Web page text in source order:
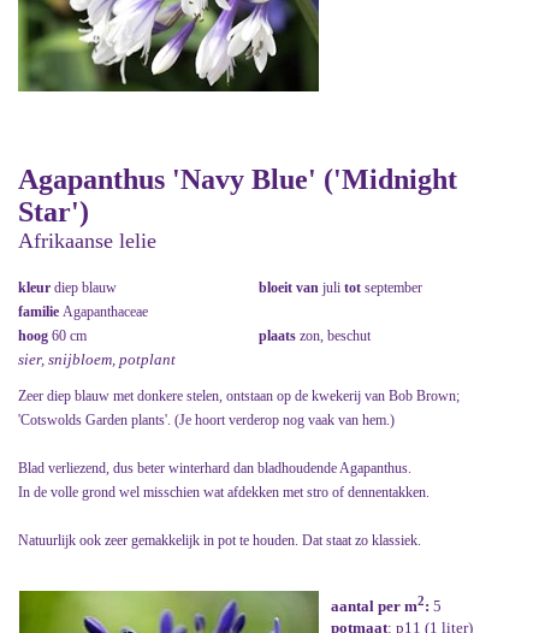
Agapanthus 'Navy Blue' ('Midnight
Star')
Afrikaanse lelie
kleur diep blauw bloeit van juli tot september
familie Agapanthaceae
hoog 60 cm plaats zon, beschut
sier, snijbloem, potplant
Zeer diep blauw met donkere stelen, ontstaan op de kwekerij van Bob Brown;
'Cotswolds Garden plants'. (Je hoort verderop nog vaak van hem.)
Blad verliezend, dus beter winterhard dan bladhoudende Agapanthus.
In de volle grond wel misschien wat afdekken met stro of dennentakken.
Natuurlijk ook zeer gemakkelijk in pot te houden. Dat staat zo klassiek.
aantal per m2: 5
potmaat: p11 (1 liter)